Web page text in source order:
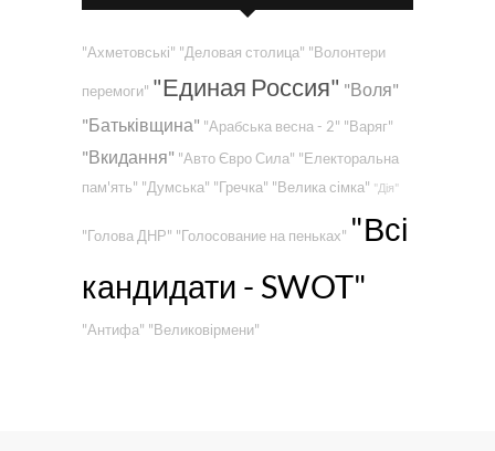
"Ахметовські" "Деловая столица" "Волонтери
перемоги" "Единая Россия" "Воля"
"Батьківщина" "Арабська весна - 2" "Варяг"
"Вкидання" "Авто Євро Сила" "Електоральна
пам'ять" "Думська" "Гречка" "Велика сімка" "Дія"
"Голова ДНР" "Голосование на пеньках" "Всі
кандидати - SWOT"
"Антифа" "Великовірмени"